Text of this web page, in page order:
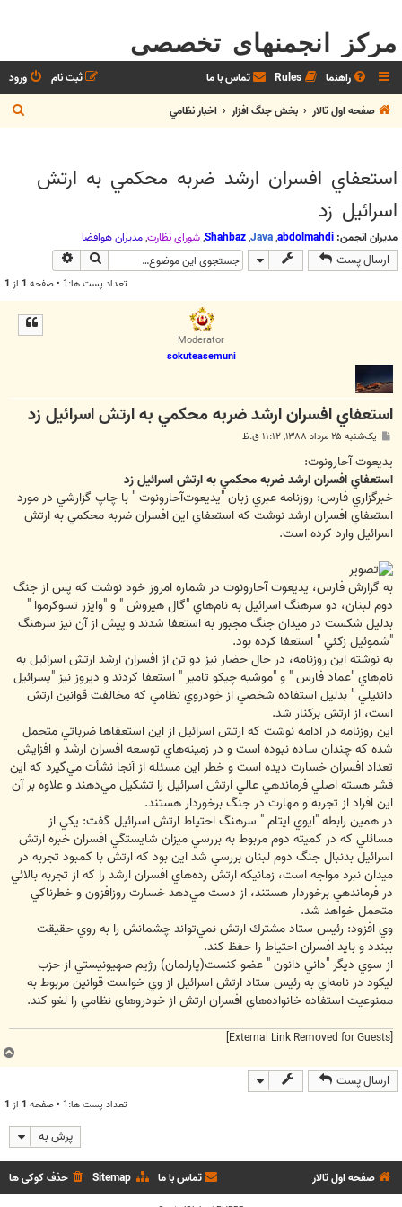
مرکز انجمنهای تخصصی
راهنما Rules تماس با ما ورود
ثبت نام
صفحه اول تالار
بخش جنگ افزار اخبار نظامي
س
استعفاي افسران ارشد ضربه محكمي به ارتش
اسرائيل زد
مدیران انجمن: abdolmahdi
,
Java
,
Shahbaz
,شوراي نظارت,مديران هوافضا
ارسال پست جستجو
تعداد پست ها:1 • صفحه 1 از 1
Moderator
sokuteasemuni
استعفاي افسران ارشد ضربه محكمي به ارتش اسرائيل زد
ت
یک‌شنبه ۲۵ مرداد ۱۳۸۸, ۱۱:۱۲ ق.ظ
يديعوت آحارونوت:
استعفاي افسران ارشد ضربه محكمي به ارتش اسرائيل زد
خبرگزاري فارس: روزنامه عبري زبان "يديعوت‌آحارونوت " با چاپ گزارشي در مورد
استعفاي افسران ارشد نوشت كه استعفاي اين افسران ضربه محكمي به ارتش
اسرائيل وارد كرده است.
به گزارش فارس، يديعوت ‌آحارونوت در شماره امروز خود نوشت كه پس از جنگ
دوم لبنان، دو سرهنگ اسرائيل به نام‌هاي "گال هيروش " و "وايزر تسوكرموا "
بدليل شكست در ميدان جنگ مجبور به استعفا شدند و پيش از آن نيز سرهنگ
"شموئيل زكئي " استعفا كرده بود.
به نوشته اين روزنامه، در حال حضار نيز دو تن از افسران ارشد ارتش اسرائيل به
نام‌هاي "عماد فارس " و "موشيه چيكو تامير " استعفا كردند و ديروز نيز "يسرائيل
دانئيلي " بدليل استفاده شخصي از خودروي نظامي كه مخالفت قوانين ارتش
است، از ارتش بركنار شد.
اين روزنامه در ادامه نوشت كه ارتش اسرائيل از اين استعفاها ضرباتي متحمل
شده كه چندان ساده نبوده است و در زمينه‌هاي توسعه افسران ارشد و افزايش
تعداد افسران خسارت ديده است و خطر اين مسئله از آنجا نشأت مي‌گيرد كه اين
قشر هسته‌ اصلي فرماندهي عالي ارتش اسرائيل را تشكيل مي‌دهند و علاوه بر آن
اين افراد از تجربه و مهارت در جنگ برخوردار هستند.
در همين رابطه "ايوي ايتام " سرهنگ احتياط ارتش اسرائيل گفت: يكي از
مسائلي كه در كميته دوم مربوط به بررسي ميزان شايستگي افسران خبره ارتش
اسرائيل بدنبال جنگ دوم لبنان بررسي شد اين بود كه ارتش با كمبود تجربه در
ميدان نبرد مواجه است، زمانيكه ارتش رده‌هاي افسران ارشد را كه از تجربه بالائي
در فرماندهي برخوردار هستند، از دست مي‌دهد خسارت روزافزون و خطرناكي
متحمل خواهد شد.
وي افزود: رئيس ستاد مشترك ارتش نمي‌تواند چشمانش را به روي حقيقت
ببندد و بايد افسران احتياط را حفظ كند.
از سوي ديگر "داني دانون " عضو كنست(پارلمان) رژيم صهيونيستي از حزب
ليكود در نامه‌اي به رئيس ستاد ارتش اسرائيل از وي خواست قوانين مربوط به
ممنوعيت استفاده خانواده‌هاي افسران ارتش از خودروهاي نظامي را لغو كند.
[External Link Removed for Guests]
ارسال پست
تعداد پست ها:1 • صفحه 1 از 1
پرش به
صفحه اول تالار حذف کوکی ها Sitemap تماس با ما